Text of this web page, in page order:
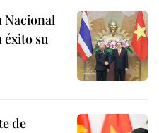
Nacional
éxito su
de